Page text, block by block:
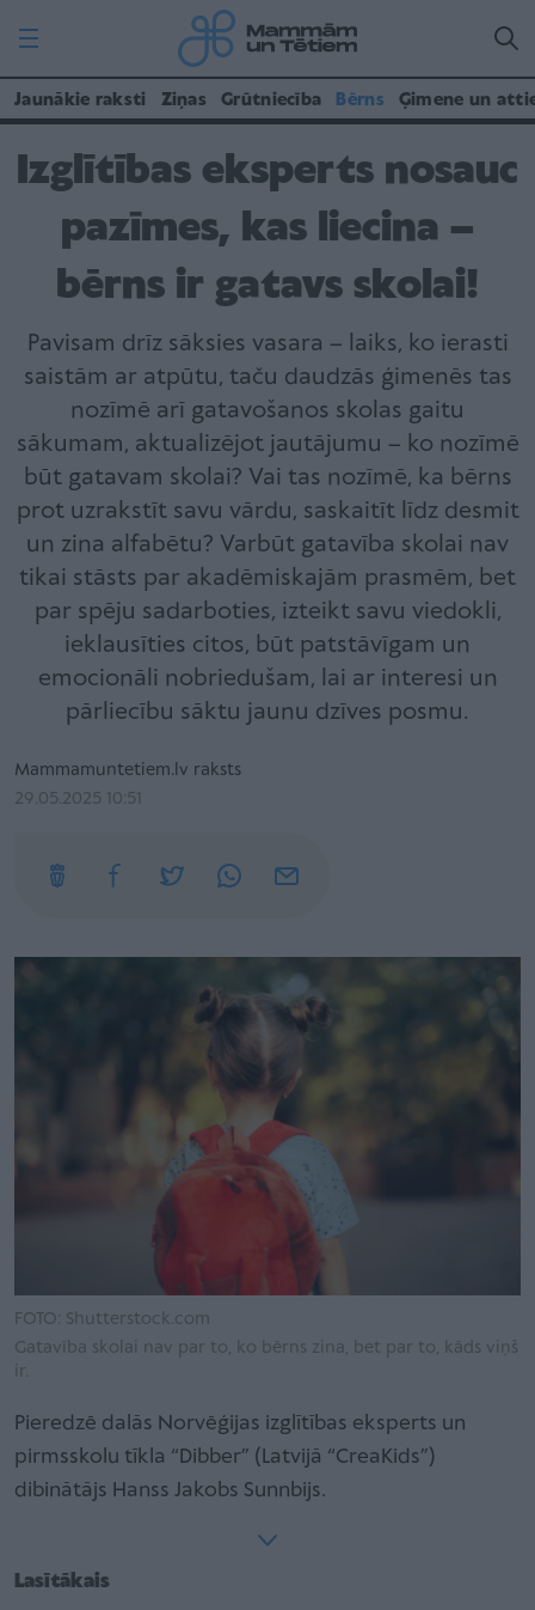
Jaunākie raksti Ziņas Grūtniecība Bērns Ģimene un
Izglītības eksperts nosauc
pazīmes, kas liecina –
bērns ir gatavs skolai!
Pavisam drīz sāksies vasara – laiks, ko ierasti
saistām ar atpūtu, taču daudzās ģimenēs tas
nozīmē arī gatavošanos skolas gaitu
sākumam, aktualizējot jautājumu – ko nozīmē
būt gatavam skolai? Vai tas nozīmē, ka bērns
prot uzrakstīt savu vārdu, saskaitīt līdz desmit
un zina alfabētu? Varbūt gatavība skolai nav
tikai stāsts par akadēmiskajām prasmēm, bet
par spēju sadarboties, izteikt savu viedokli,
ieklausīties citos, būt patstāvīgam un
emocionāli nobriedušam, lai ar interesi un
pārliecību sāktu jaunu dzīves posmu.
Mammamuntetiem.lv raksts
29.05.2025 10:51
FOTO: Shutterstock.com
Gatavība skolai nav par to, ko bērns zina, bet par to, kāds viņš
ir.
Pieredzē dalās Norvēģijas izglītības eksperts un
pirmsskolu tīkla “Dibber” (Latvijā “CreaKids”)
dibinātājs Hanss Jakobs Sunnbijs.
Lasītākais